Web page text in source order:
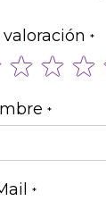
valoración
star
stars
stars
stars
stars